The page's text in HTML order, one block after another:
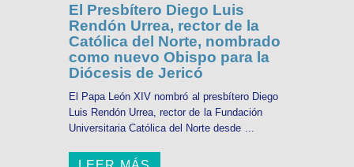
El Presbítero Diego Luis
Rendón Urrea, rector de la
Católica del Norte, nombrado
como nuevo Obispo para la
Diócesis de Jericó
El Papa León XIV nombró al presbítero Diego
Luis Rendón Urrea, rector de la Fundación
Universitaria Católica del Norte desde ...